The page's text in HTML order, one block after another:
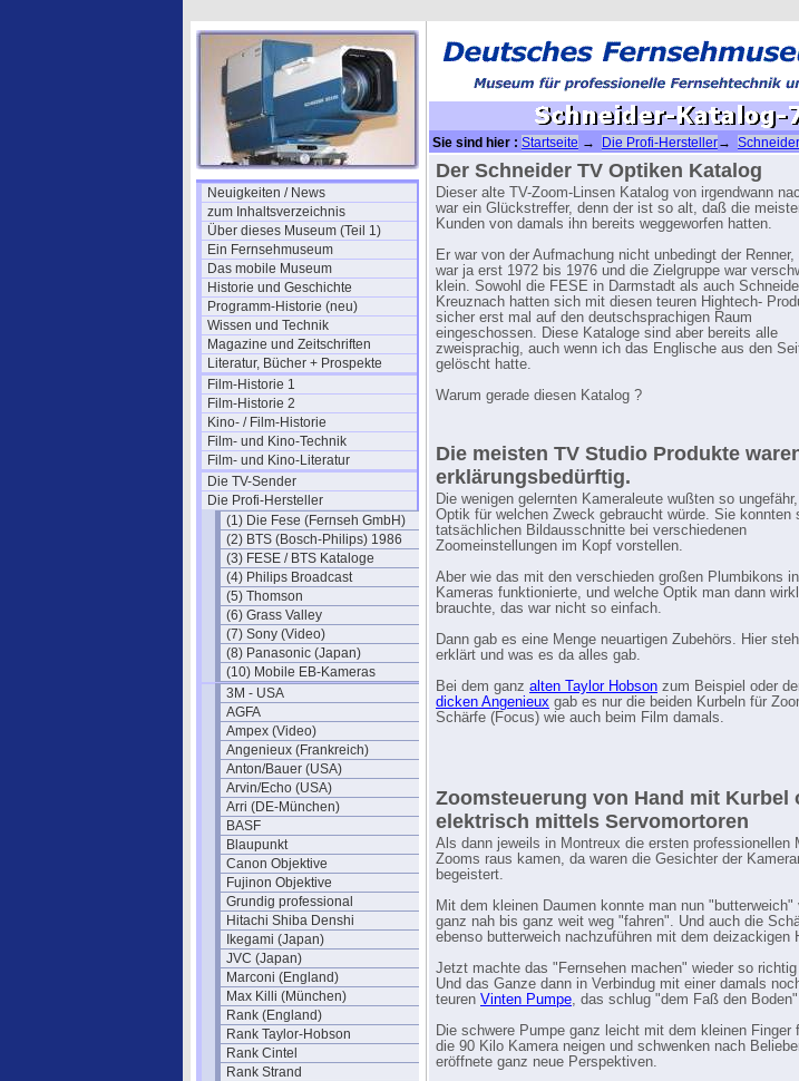
Neuigkeiten / News
zum Inhaltsverzeichnis
Über dieses Museum (Teil 1)
Ein Fernsehmuseum
Das mobile Museum
Historie und Geschichte
Programm-Historie (neu)
Wissen und Technik
Magazine und Zeitschriften
Literatur, Bücher + Prospekte
Film-Historie 1
Film-Historie 2
Kino- / Film-Historie
Film- und Kino-Technik
Film- und Kino-Literatur
Die TV-Sender
Die Profi-Hersteller
(1) Die Fese (Fernseh GmbH)
(2) BTS (Bosch-Philips) 1986
(3) FESE / BTS Kataloge
(4) Philips Broadcast
(5) Thomson
(6) Grass Valley
(7) Sony (Video)
(8) Panasonic (Japan)
(10) Mobile EB-Kameras
3M - USA
AGFA
Ampex (Video)
Angenieux (Frankreich)
Anton/Bauer (USA)
Arvin/Echo (USA)
Arri (DE-München)
BASF
Blaupunkt
Canon Objektive
Fujinon Objektive
Grundig professional
Hitachi Shiba Denshi
Ikegami (Japan)
JVC (Japan)
Marconi (England)
Max Killi (München)
Rank (England)
Rank Taylor-Hobson
Rank Cintel
Rank Strand
Sie sind hier : Startseite → Die Profi-Hersteller→
Der Schneider TV Optiken Katalog
Dieser alte TV-Zoom-Linsen Katalog von irgendwann
war ein Glückstreffer, denn der ist so alt, daß die
Kunden von damals ihn bereits weggeworfen hatten.
Er war von der Aufmachung nicht unbedingt der Renner,
war ja erst 1972 bis 1976 und die Zielgruppe war
klein. Sowohl die FESE in Darmstadt als auch
Kreuznach hatten sich mit diesen teuren Hightech-
sicher erst mal auf den deutschsprachigen Raum
eingeschossen. Diese Kataloge sind aber bereits alle
zweisprachig, auch wenn ich das Englische aus den
gelöscht hatte.
Warum gerade diesen Katalog ?
Die meisten TV Studio Produkte
erklärungsbedürftig.
Die wenigen gelernten Kameraleute wußten so
Optik für welchen Zweck gebraucht würde. Sie konnten
tatsächlichen Bildausschnitte bei verschiedenen
Zoomeinstellungen im Kopf vorstellen.
Aber wie das mit den verschieden großen Plumbikons
Kameras funktionierte, und welche Optik man dann
brauchte, das war nicht so einfach.
Dann gab es eine Menge neuartigen Zubehörs. Hier
erklärt und was es da alles gab.
Bei dem ganz alten Taylor Hobson zum Beispiel oder
dicken Angenieux gab es nur die beiden Kurbeln für
Schärfe (Focus) wie auch beim Film damals.
Zoomsteuerung von Hand mit Kurbel
elektrisch mittels Servomortoren
Als dann jeweils in Montreux die ersten professionellen
Zooms raus kamen, da waren die Gesichter der
begeistert.
Mit dem kleinen Daumen konnte man nun "butterweich"
ganz nah bis ganz weit weg "fahren". Und auch die
ebenso butterweich nachzuführen mit dem deizackigen
Jetzt machte das "Fernsehen machen" wieder so
Und das Ganze dann in Verbindug mit einer damals
teuren Vinten Pumpe, das schlug "dem Faß den
Die schwere Pumpe ganz leicht mit dem kleinen Finger
die 90 Kilo Kamera neigen und schwenken nach
eröffnete ganz neue Perspektiven.